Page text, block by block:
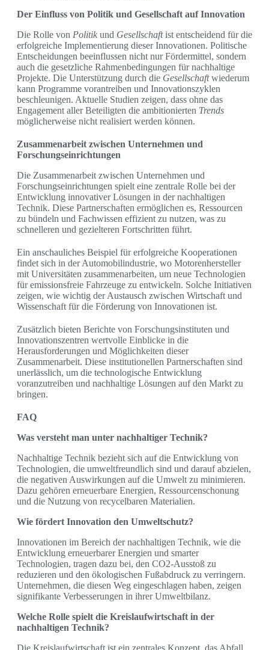
Der Einfluss von Politik und Gesellschaft auf Innovation
Die Rolle von Politik und Gesellschaftist entscheidend für die
erfolgreiche Implementierung dieser Innovationen. Politische
Entscheidungen beeinflussen nicht nur Fördermittel, sondern
auch die gesetzliche Rahmenbedingungen für nachhaltige
Projekte. Die Unterstützung durch die Gesellschaftwiederum
kann Programme vorantreiben und Innovationszyklen
beschleunigen. Aktuelle Studien zeigen, dass ohne das
Engagement aller Beteiligten die ambitionierten Trends
möglicherweise nicht realisiert werden können.
Zusammenarbeit zwischen Unternehmen und
Forschungseinrichtungen
Die Zusammenarbeit zwischen Unternehmen und
Forschungseinrichtungen spielt eine zentrale Rolle bei der
Entwicklung innovativer Lösungen in der nachhaltigen
Technik. Diese Partnerschaften ermöglichen es, Ressourcen
zu bündeln und Fachwissen effizient zu nutzen, was zu
schnelleren und gezielteren Fortschritten führt.
Ein anschauliches Beispiel für erfolgreiche Kooperationen
findet sich in der Automobilindustrie, wo Motorenhersteller
mit Universitäten zusammenarbeiten, um neue Technologien
für emissionsfreie Fahrzeuge zu entwickeln. Solche Initiativen
zeigen, wie wichtig der Austausch zwischen Wirtschaft und
Wissenschaft für die Förderung von Innovationen ist.
Zusätzlich bieten Berichte von Forschungsinstituten und
Innovationszentren wertvolle Einblicke in die
Herausforderungen und Möglichkeiten dieser
Zusammenarbeit. Diese institutionellen Partnerschaften sind
unerlässlich, um die technologische Entwicklung
voranzutreiben und nachhaltige Lösungen auf den Markt zu
bringen.
FAQ
Was versteht man unter nachhaltiger Technik?
Nachhaltige Technik bezieht sich auf die Entwicklung von
Technologien, die umweltfreundlich sind und darauf abzielen,
die negativen Auswirkungen auf die Umwelt zu minimieren.
Dazu gehören erneuerbare Energien, Ressourcenschonung
und die Nutzung von recycelbaren Materialien.
Wie fördert Innovation den Umweltschutz?
Innovationen im Bereich der nachhaltigen Technik, wie die
Entwicklung erneuerbarer Energien und smarter
Technologien, tragen dazu bei, den CO2-Ausstoß zu
reduzieren und den ökologischen Fußabdruck zu verringern.
Unternehmen, die diesen Weg eingeschlagen haben, zeigen
signifikante Verbesserungen in ihrer Umweltbilanz.
Welche Rolle spielt die Kreislaufwirtschaft in der
nachhaltigen Technik?